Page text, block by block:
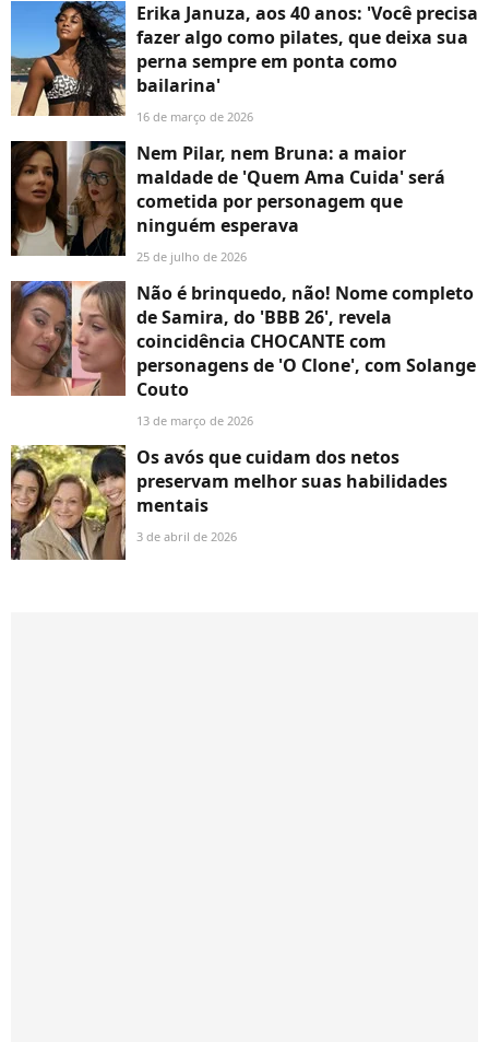
Erika Januza, aos 40 anos: 'Você precisa
fazer algo como pilates, que deixa sua
perna sempre em ponta como
bailarina'
16 de março de 2026
Nem Pilar, nem Bruna: a maior
maldade de 'Quem Ama Cuida' será
cometida por personagem que
ninguém esperava
25 de julho de 2026
Não é brinquedo, não! Nome completo
de Samira, do 'BBB 26', revela
coincidência CHOCANTE com
personagens de 'O Clone', com Solange
Couto
13 de março de 2026
Os avós que cuidam dos netos
preservam melhor suas habilidades
mentais
3 de abril de 2026